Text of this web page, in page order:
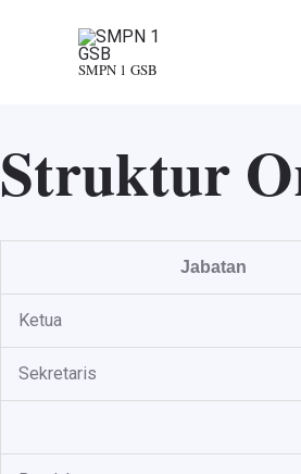
SMPN 1 GSB
Struktur
Jabatan
Ketua
Sekretaris